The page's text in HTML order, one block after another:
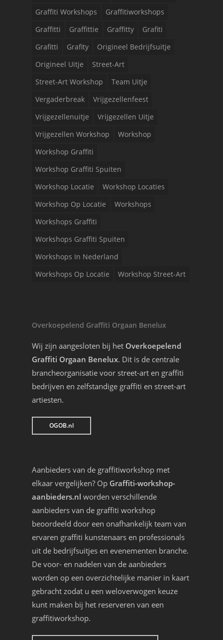
Graffiti Workshops
Graffitiworkshops
Graffitti
Graffittie Graffitty
Grafiti
Grafitti
Grafity
Origineel Bedrijfsuitje
Origineel Uitje
Street-Art
Street-Art Workshop
Team Uitje
Vergaderbreak
Vrijgezellenfeest
Vrijgezellenuitje
Vrijgezellen Uitje
Vrijgezellen Workshop
Workshop
Workshop Graffiti
Workshop Graffiti Spuiten
Workshop Locatie
Workshop Locaties
Workshop Op Locatie
Workshops
Workshops Graffiti
Workshops Graffiti Spuiten
Workshops In Nederland
Workshops Op Locatie
Workshop Street-Art
Overkoepelend Graffiti Orgaan Benelux
Wij zijn aangesloten bij het Overkoepelend
Graffiti Orgaan Benelux. Dit is de centrale
brancheorganisatie voor street-art en graffiti
bedrijven en zelfstandige graffiti en street-art
artiesten.
OGOB.nl
Aanbieders van de graffitiworkshop met
elkaar vergelijken? Op Graffiti-workshop-
aanbieders.nl worden verschillende
aanbieders van de graffiti workshop
beoordeeld door een onafhankelijk team van
ervaren graffiti kunstenaars en professionals
uit de bedrijfsuitjes en evenementen branche.
De voor- en nadelen van de aanbieders
worden op een overzichtelijke manier in kaart
gebracht zodat u een weloverwogen keuze
kunt maken bij het reserveren van een
graffitiworkshop.